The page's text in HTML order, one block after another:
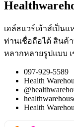
เฮล์ธแวร์เฮ้าส์เป็น
ท่านเชื่อถือได้ สินค้
หลากหลายรูปแบบ
097-929-5589
Health
Health